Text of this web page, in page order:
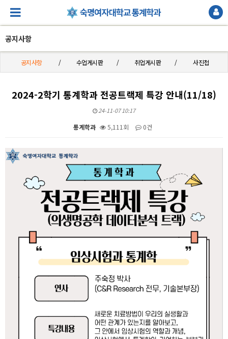
공지사항
공지사항 수업게시판 취업게시판 사진첩
2024-2학기 통계학과 전공트랙제 특강 안내(11/18)
24-11-07 10:17
통계학과 5,111회 0건
본문